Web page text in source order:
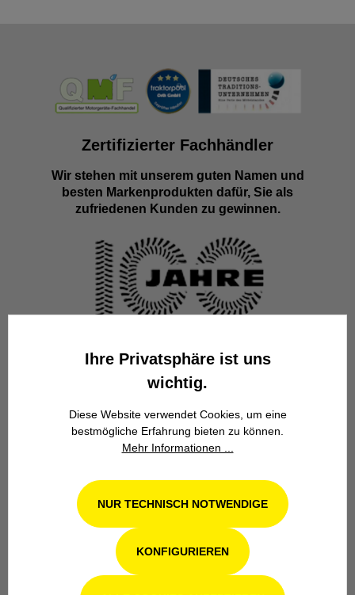
Zertifizierter Fachhändler
Wir stehen mit unserem guten Namen und
besten Markenprodukten dafür, Sie als
zufriedenen Kunden zu gewinnen.
Familienbetrieb
Wir stehen seit über 100 Jahren als
Kompetenz, Innovation und
Zuverlässigkeit.
Werkstatt in Odenthal / Köln
Ihre Privatsphäre ist uns
wichtig.
Diese Website verwendet Cookies, um eine
bestmögliche Erfahrung bieten zu können.
Mehr Informationen ...
NUR TECHNISCH NOTWENDIGE
KONFIGURIEREN